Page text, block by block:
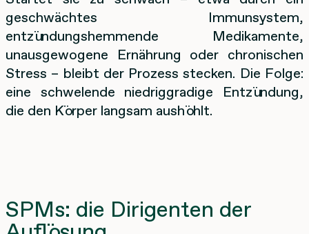
geschwächtes Immunsystem,
entzündungshemmende Medikamente,
unausgewogene Ernährung oder chronischen
Stress – bleibt der Prozess stecken. Die Folge:
eine schwelende niedriggradige Entzündung,
die den Körper langsam aushöhlt.
SPMs: die Dirigenten der